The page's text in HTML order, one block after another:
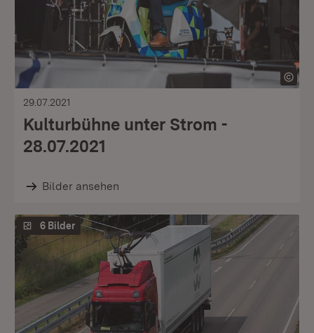
29.07.2021
Kulturbühne unter Strom -
28.07.2021
Bilder ansehen
6 Bilder